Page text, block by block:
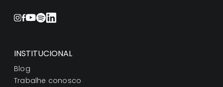
INSTITUCIONAL
Blog
Trabalhe conosco